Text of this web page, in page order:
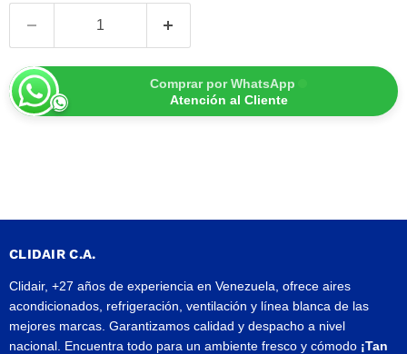
Comprar por WhatsApp
Atención al Cliente
CLIDAIR C.A.
Clidair, +27 años de experiencia en Venezuela, ofrece aires
acondicionados, refrigeración, ventilación y línea blanca de las
mejores marcas. Garantizamos calidad y despacho a nivel
nacional. Encuentra todo para un ambiente fresco y cómodo ¡Tan